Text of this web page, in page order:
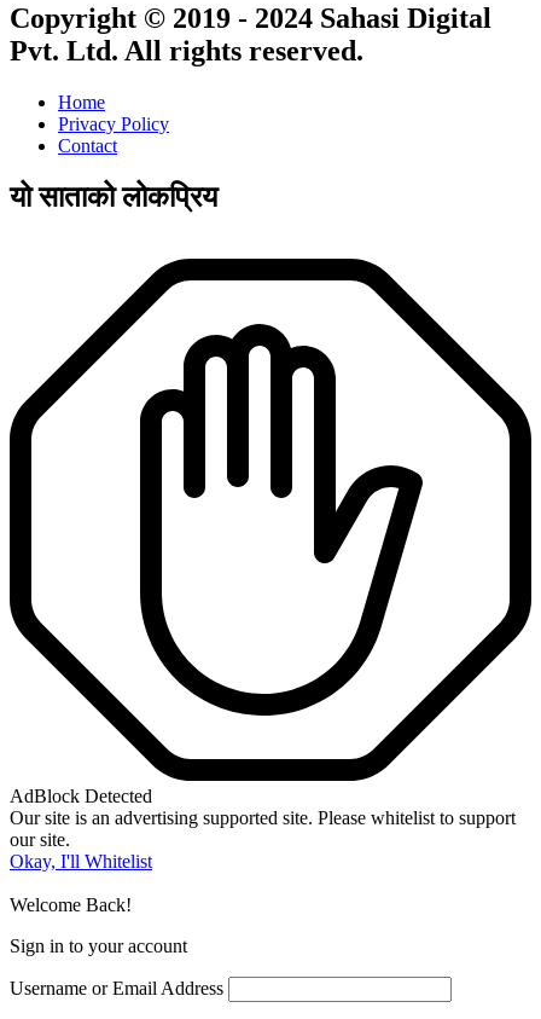
Copyright © 2019 - 2024 Sahasi Digital
Pvt. Ltd. All rights reserved.
Home
Privacy Policy
Contact
यो साताको लोकप्रिय
AdBlock Detected
Our site is an advertising supported site. Please whitelist to support
our site.
Okay, I'll Whitelist
Welcome Back!
Sign in to your account
Username or Email Address